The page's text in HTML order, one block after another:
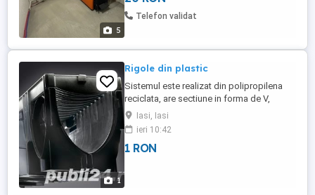
5
cele juridice ,întretinere si consultanta ...
Telefon validat
1
Rigole din plastic
Sistemul este realizat din polipropilena
reciclata, are sectiune in forma de V,
muchie intarita din plastic (X100C) sau
otel zincat (X100S). Sistemul este
compatibil cu intreaga gama de gratare
profesionale Drainlock® din plastic, otel
Iasi, Iasi
ieri 10:42
1 RON